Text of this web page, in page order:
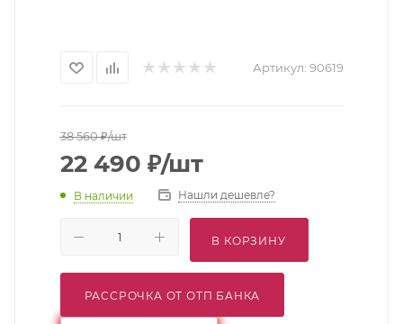
Артикул: 90619
38 560₽/шт
22 490 ₽/шт
В наличии Нашли дешевле?
В КОРЗИНУ
РАССРОЧКА ОТ ОТП БАНКА